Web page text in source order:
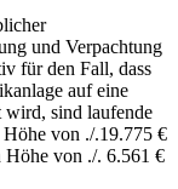
und Verpachtung
für den Fall, dass
auf eine
wird, sind laufende
von ./.19.775 €
Höhe von ./. 6.561 €